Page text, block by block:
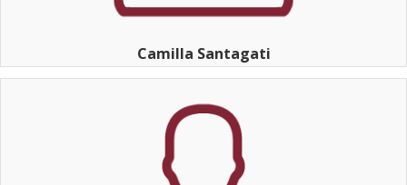
Camilla Santagati